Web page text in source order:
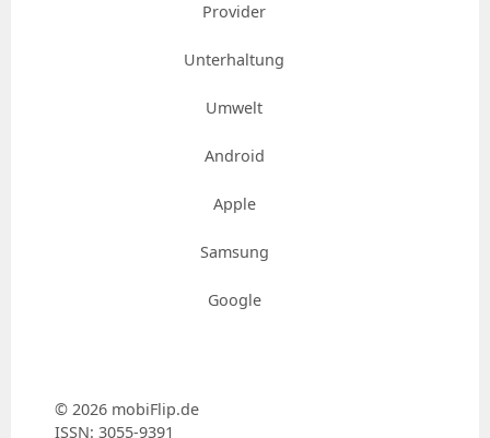
Provider
Unterhaltung
Umwelt
Android
Apple
Samsung
Google
© 2026 mobiFlip.de
ISSN: 3055-9391